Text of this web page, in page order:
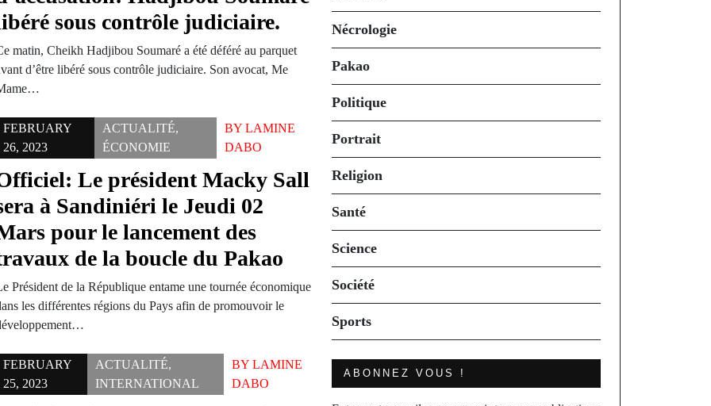
sous contrôle judiciaire.
matin, Cheikh Hadjibou Soumaré a été déféré au parquet
d’être libéré sous contrôle judiciaire. Son avocat, Me
FEBRUARY
26, 2023
ACTUALITÉ,
ÉCONOMIE
BY LAMINE
DABO
Le président Macky Sall
à Sandiniéri le Jeudi 02
pour le lancement des
de la boucle du Pakao
Président de la République entame une tournée économique
les différentes régions du Pays afin de promouvoir le
FEBRUARY
25, 2023
ACTUALITÉ,
INTERNATIONAL
BY LAMINE
DABO
Nécrologie
Pakao
Politique
Portrait
Religion
Santé
Science
Société
Sports
ABONNEZ VOUS !